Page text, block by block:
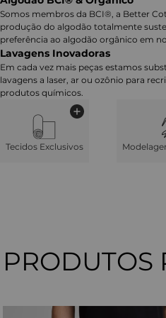
Somos membros da BCI®, a Better
produção do algodão totalmente
preferência ao algodão orgânico em
Lavagens Inovadoras
Em cada vez mais peças estamos
lavagens a laser, ar ou ozônio para
produtos químicos.
Tecidos Exclusivos
PRODUTOS